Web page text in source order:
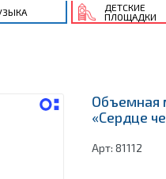
ДЕТСКИЕ
ПЛОЩАДКИ
Объемная
«Сердце
Арт: 81112